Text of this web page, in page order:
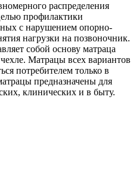
распределения
профилактики
с нарушением опорно-
нагрузки на позвоночник.
собой основу матраца
Матрацы всех вариантов
потребителем только в
предназначены для
клинических и в быту.